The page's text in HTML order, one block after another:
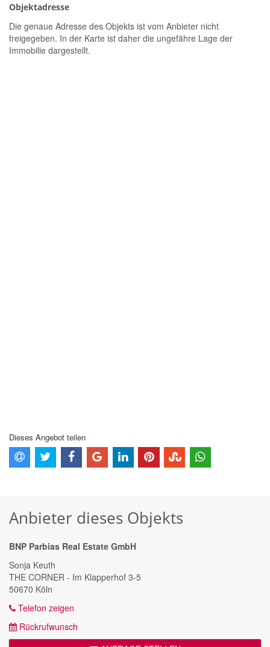
Objektadresse
Die genaue Adresse des Objekts ist vom Anbieter nicht
freigegeben. In der Karte ist daher die ungefähre Lage der
Immobilie dargestellt.
Dieses Angebot teilen
Anbieter dieses Objekts
BNP Parbias Real Estate GmbH
Sonja Keuth
THE CORNER - Im Klapperhof 3-5
50670 Köln
Telefon zeigen
Rückrufwunsch